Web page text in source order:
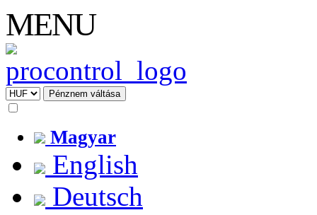
MENU
Magyar
English
Deutsch